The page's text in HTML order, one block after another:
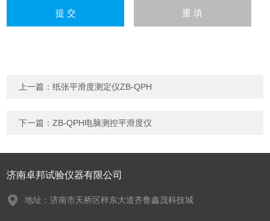
上一篇：纸张平滑度测定仪ZB-QPH
下一篇：ZB-QPH电脑测控平滑度仪
济南卓邦试验仪器有限公司
地址：济南市天桥区梓东大道齐鲁鑫茂科技城